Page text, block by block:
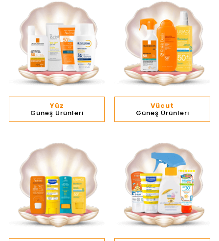
Yüz
Güneş Ürünleri
Vücut
Güneş Ürünleri